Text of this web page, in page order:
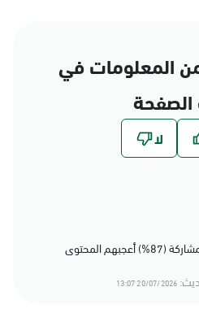
المعلومات في
20/07/2026 13:07